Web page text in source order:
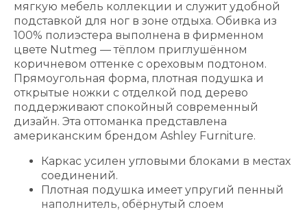
мягкую мебель коллекции и служит удобной
подставкой для ног в зоне отдыха. Обивка из
100% полиэстера выполнена в фирменном
цвете Nutmeg — тёплом приглушённом
коричневом оттенке с ореховым подтоном.
Прямоугольная форма, плотная подушка и
открытые ножки с отделкой под дерево
поддерживают спокойный современный
дизайн. Эта оттоманка представлена
американским брендом Ashley Furniture.
Каркас усилен угловыми блоками в местах
соединений.
Плотная подушка имеет упругий пенный
наполнитель, обёрнутый слоем